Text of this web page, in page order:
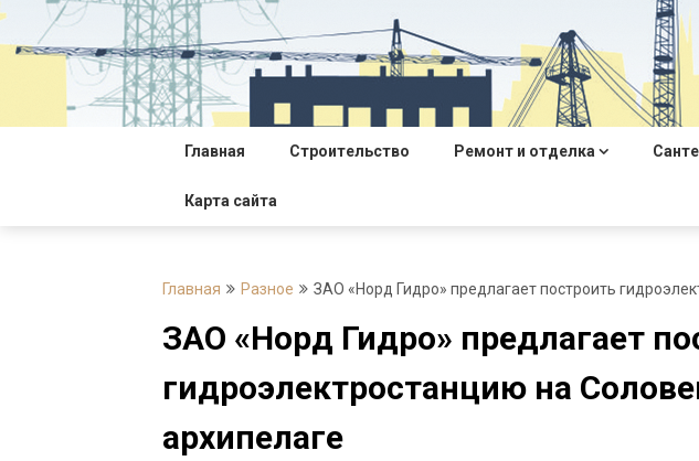
Перейти
содержимому
Главная Строительство Ремонт и отделка
Карта сайта
Главная Разное ЗАО «Норд Гидро» предлагает построить
ЗАО «Норд Гидро» предлагает
гидроэлектростанцию на
архипелаге